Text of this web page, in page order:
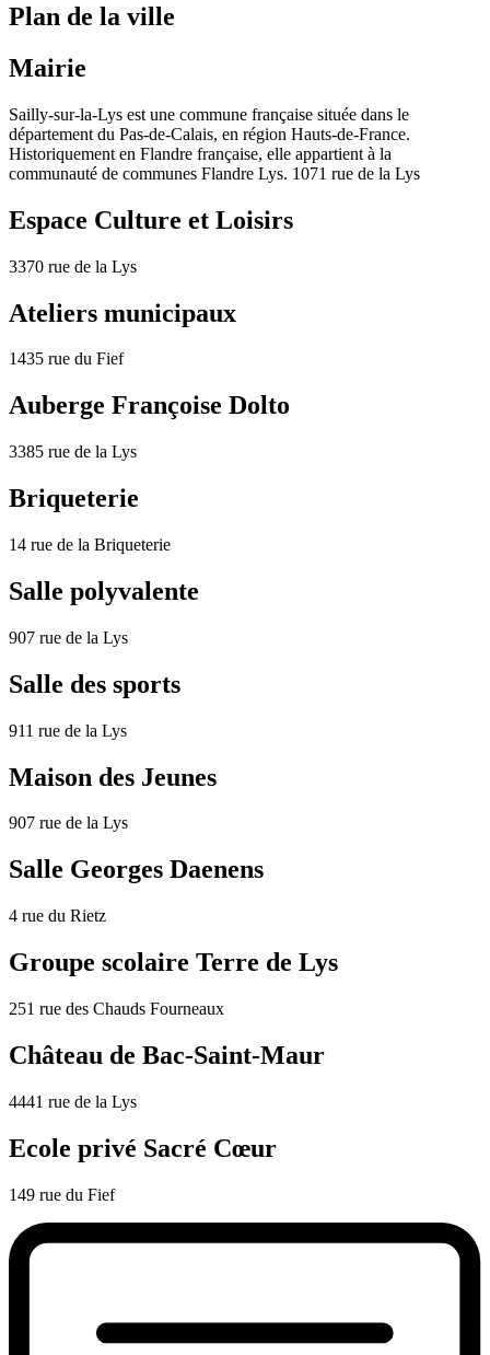
Plan de la ville
Mairie
Sailly-sur-la-Lys est une commune française située dans le
département du Pas-de-Calais, en région Hauts-de-France.
Historiquement en Flandre française, elle appartient à la
communauté de communes Flandre Lys. 1071 rue de la Lys
Espace Culture et Loisirs
3370 rue de la Lys
Ateliers municipaux
1435 rue du Fief
Auberge Françoise Dolto
3385 rue de la Lys
Briqueterie
14 rue de la Briqueterie
Salle polyvalente
907 rue de la Lys
Salle des sports
911 rue de la Lys
Maison des Jeunes
907 rue de la Lys
Salle Georges Daenens
4 rue du Rietz
Groupe scolaire Terre de Lys
251 rue des Chauds Fourneaux
Château de Bac-Saint-Maur
4441 rue de la Lys
Ecole privé Sacré Cœur
149 rue du Fief